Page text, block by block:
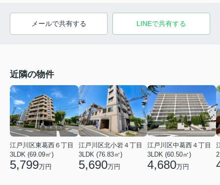
メールで共有する LINEで共有する
近隣の物件
江戸川区東葛西６丁目
3LDK (69.09㎡)
5,799万円
江戸川区北小岩４丁目
3LDK (76.83㎡)
5,690万円
江戸川区中葛西４丁目
3LDK (60.50㎡)
4,680万円